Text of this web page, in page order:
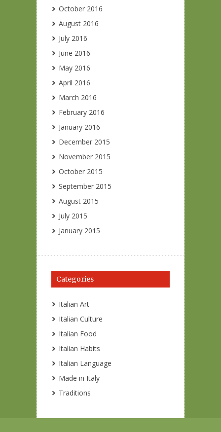
October 2016
August 2016
July 2016
June 2016
May 2016
April 2016
March 2016
February 2016
January 2016
December 2015
November 2015
October 2015
September 2015
August 2015
July 2015
January 2015
Categories
Italian Art
Italian Culture
Italian Food
Italian Habits
Italian Language
Made in Italy
Traditions